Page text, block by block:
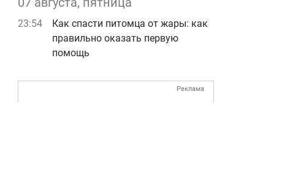
23:54
Как спасти питомца от жары: как
правильно оказать первую
помощь
Реклама